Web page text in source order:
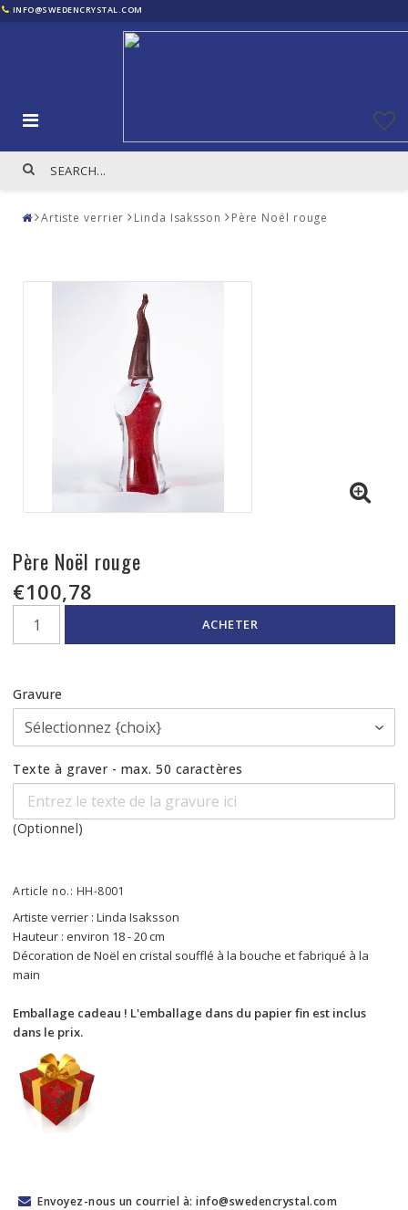
INFO@SWEDENCRYSTAL.COM
Artiste verrier Linda Isaksson Père Noël rouge
Père Noël rouge
€100,78
ACHETER
Gravure
Texte à graver - max. 50 caractères
(Optionnel)
Article no.: HH-8001
Artiste verrier : Linda Isaksson
Hauteur : environ 18 - 20 cm
Décoration de Noël en cristal soufflé à la bouche et fabriqué à la
main
Emballage cadeau ! L'emballage dans du papier fin est inclus
dans le prix.
Envoyez-nous un courriel à: info@swedencrystal.com